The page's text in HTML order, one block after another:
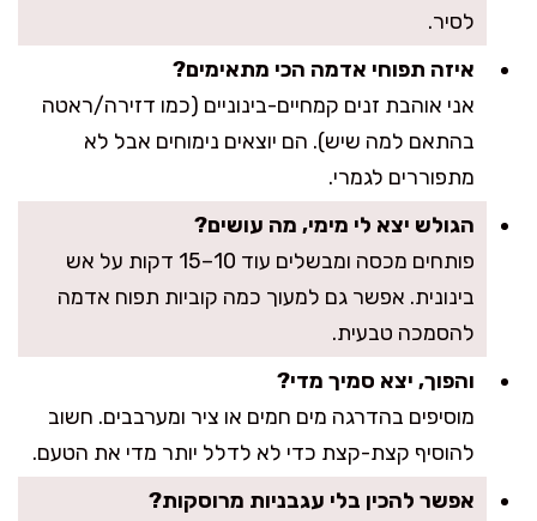
לסיר.
איזה תפוחי אדמה הכי מתאימים?
אני אוהבת זנים קמחיים-בינוניים (כמו דזירה/ראטה
בהתאם למה שיש). הם יוצאים נימוחים אבל לא
מתפוררים לגמרי.
הגולש יצא לי מימי, מה עושים?
פותחים מכסה ומבשלים עוד 10–15 דקות על אש
בינונית. אפשר גם למעוך כמה קוביות תפוח אדמה
להסמכה טבעית.
והפוך, יצא סמיך מדי?
מוסיפים בהדרגה מים חמים או ציר ומערבבים. חשוב
להוסיף קצת-קצת כדי לא לדלל יותר מדי את הטעם.
אפשר להכין בלי עגבניות מרוסקות?